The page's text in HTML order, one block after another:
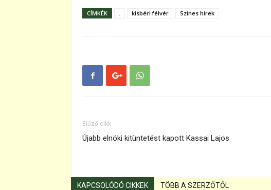
CÍMKÉK . kisbéri félvér Színes hírek
Előző cikk
Újabb elnöki kitüntetést kapott Kassai Lajos
KAPCSOLÓDÓ CIKKEK TÖBB A SZERZŐTŐL